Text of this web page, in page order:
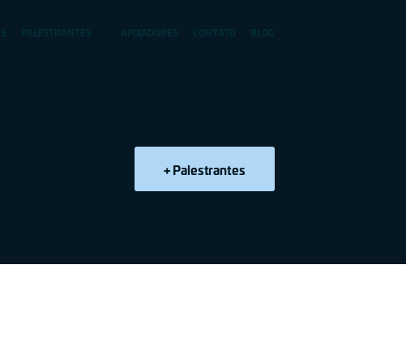
PALESTRANTES APOIADORES CONTATO
+ Palestrantes